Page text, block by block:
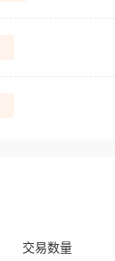
交易数量